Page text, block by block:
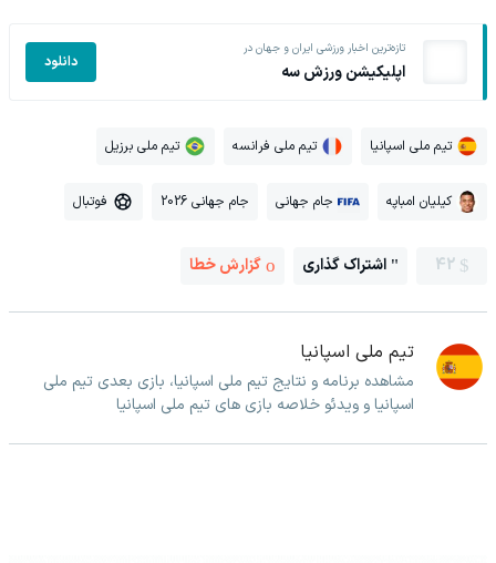
تازه‌ترین اخبار ورزشی ایران و جهان در
اپلیکیشن ورزش سه دانلود
تیم ملی اسپانیا تیم ملی فرانسه تیم ملی برزیل
کیلیان امباپه جام جهانی جام جهانی 2026 فوتبال
42 اشتراک گذاری گزارش خطا
تیم ملی اسپانیا
مشاهده برنامه و نتایج تیم ملی اسپانیا، بازی بعدی تیم ملی
اسپانیا و ویدئو خلاصه بازی های تیم ملی اسپانیا